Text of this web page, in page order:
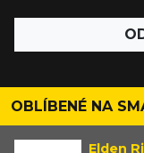
OBLÍBENÉ NA
Elden